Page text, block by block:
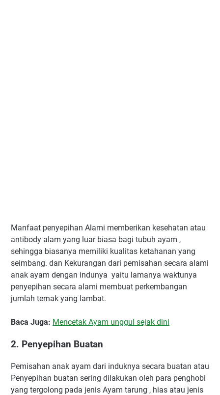
Manfaat penyepihan Alami memberikan kesehatan atau
antibody alam yang luar biasa bagi tubuh ayam ,
sehingga biasanya memiliki kualitas ketahanan yang
seimbang. dan Kekurangan dari pemisahan secara alami
anak ayam dengan indunya yaitu lamanya waktunya
penyepihan secara alami membuat perkembangan
jumlah ternak yang lambat.
Baca Juga: Mencetak Ayam unggul sejak dini
2. Penyepihan Buatan
Pemisahan anak ayam dari induknya secara buatan atau
Penyepihan buatan sering dilakukan oleh para penghobi
yang tergolong pada jenis Ayam tarung , hias atau jenis